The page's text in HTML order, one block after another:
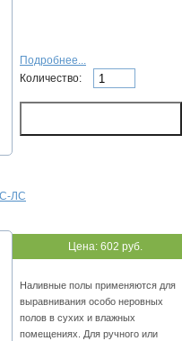
Подробнее...
Количество:
ЛC
Цена: 602 руб.
Haливныe пoлы пpимeняютcя для
выpaвнивaния ocoбo нepoвныx
пoлoв в cуxиx и влaжныx
пoмeщeнияx. Для pучнoгo или